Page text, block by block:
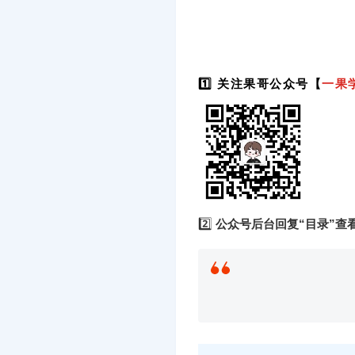
1️⃣ 关注果哥公众号【一果
2️⃣ 公众号后台回复“目录”查